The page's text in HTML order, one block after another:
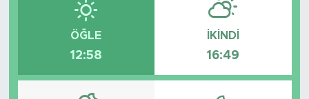
ÖĞLE
12:58
İKINDI
16:49